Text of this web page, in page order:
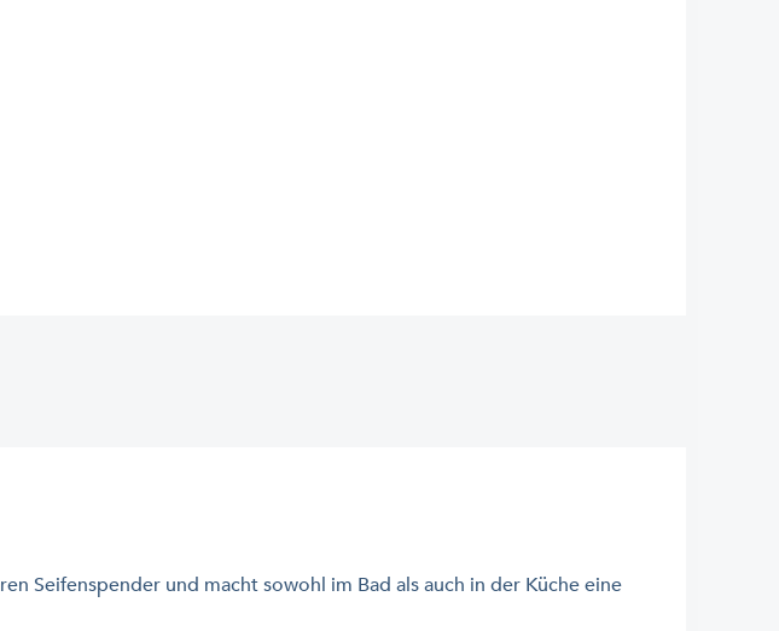
Seifenspender und macht sowohl im Bad als auch in der Küche eine